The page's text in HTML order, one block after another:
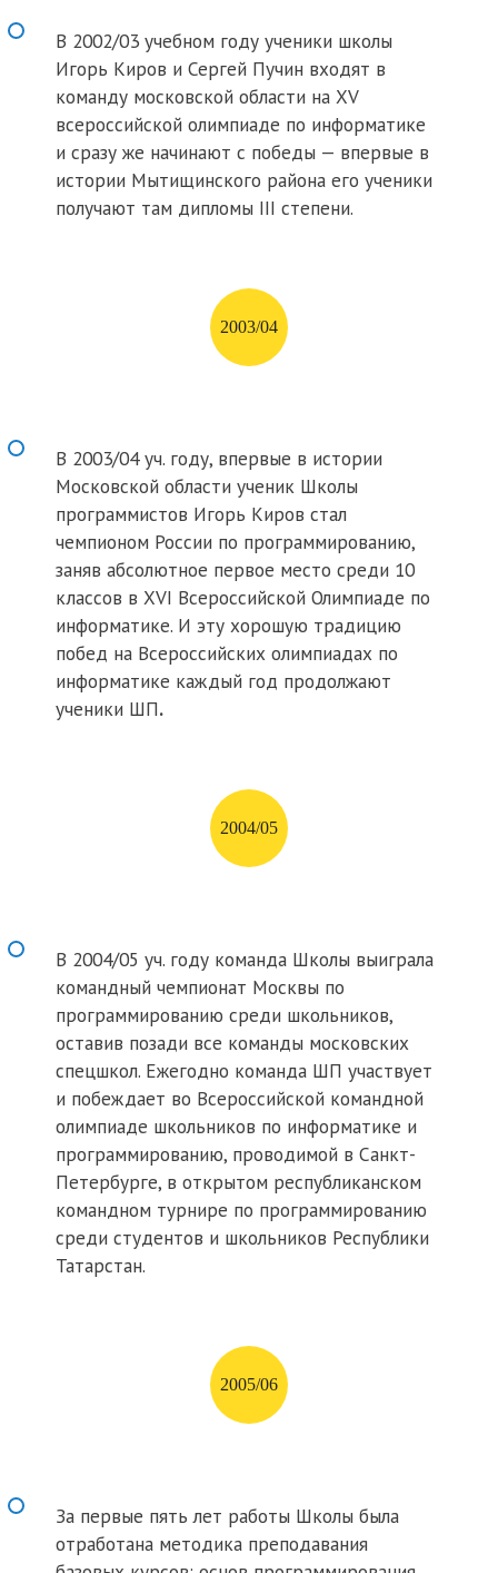
В 2002/03 учебном году ученики школы
Игорь Киров и Сергей Пучин входят в
команду московской области на XV
всероссийской олимпиаде по информатике
и сразу же начинают с победы — впервые в
истории Мытищинского района его ученики
получают там дипломы III степени.
2003/04
В 2003/04 уч. году, впервые в истории
Московской области ученик Школы
программистов Игорь Киров стал
чемпионом России по программированию,
заняв абсолютное первое место среди 10
классов в XVI Всероссийской Олимпиаде по
информатике. И эту хорошую традицию
побед на Всероссийских олимпиадах по
информатике каждый год продолжают
ученики ШП.
2004/05
В 2004/05 уч. году команда Школы выиграла
командный чемпионат Москвы по
программированию среди школьников,
оставив позади все команды московских
спецшкол. Ежегодно команда ШП участвует
и побеждает во Всероссийской командной
олимпиаде школьников по информатике и
программированию, проводимой в Санкт-
Петербурге, в открытом республиканском
командном турнире по программированию
среди студентов и школьников Республики
Татарстан.
2005/06
За первые пять лет работы Школы была
отработана методика преподавания